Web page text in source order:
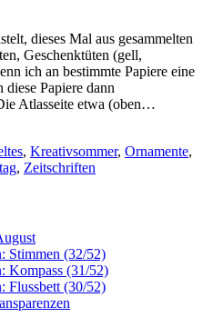
dieses Mal aus gesammelten
Geschenktüten (gell,
ich an bestimmte Papiere eine
Papiere dann
Atlasseite etwa (oben…
, Kreativsommer, Ornamente,
, Zeitschriften
Stimmen (32/52)
Kompass (31/52)
Flussbett (30/52)